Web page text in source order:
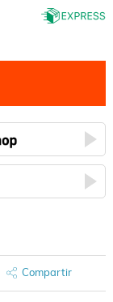
Compartir